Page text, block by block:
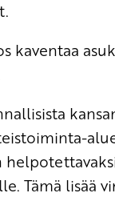
kaventaa
Tämä lisää